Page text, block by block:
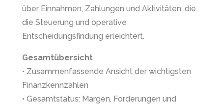
über Einnahmen, Zahlungen und Aktivitäten, die
die Steuerung und operative
Entscheidungsfindung erleichtert.
Gesamtübersicht
• Zusammenfassende Ansicht der wichtigsten
Finanzkennzahlen
• Gesamtstatus: Margen, Forderungen und